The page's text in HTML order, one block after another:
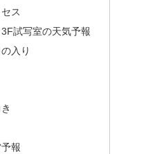
ス
試写室の天気予報
入り
報